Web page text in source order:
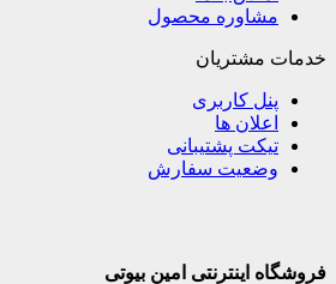
محصول
پشتیبانی
سفارش
امین بیوتی